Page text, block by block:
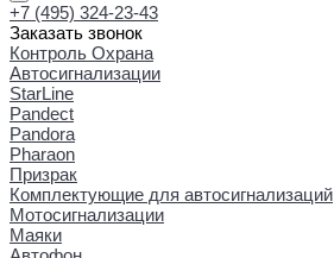
+7 (495) 324-23-43
Заказать звонок
Контроль Охрана
Автосигнализации
StarLine
Pandect
Pandora
Pharaon
Призрак
Комплектующие для автосигнализаций
Мотосигнализации
Маяки